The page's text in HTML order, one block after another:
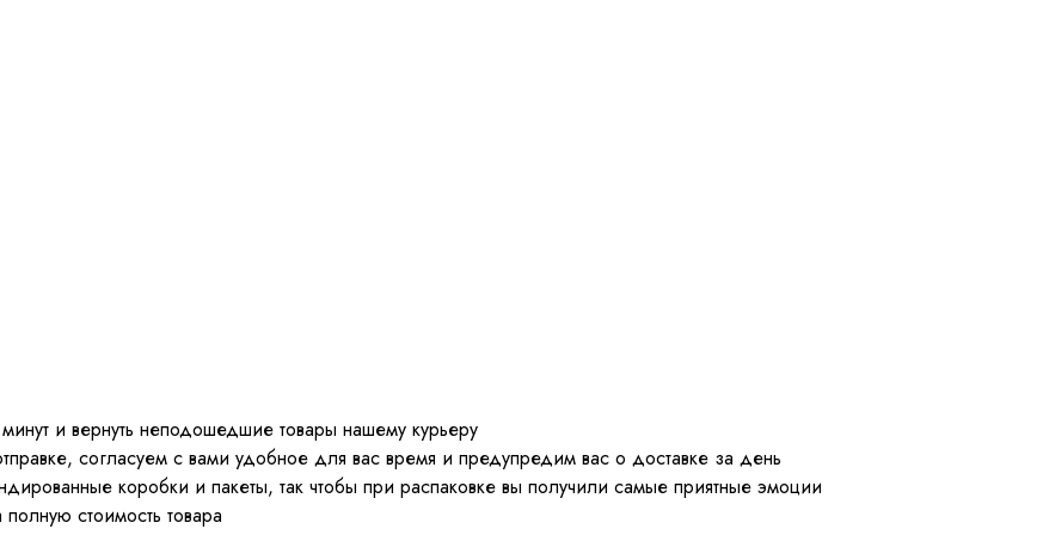
и вернуть неподошедшие товары нашему курьеру
согласуем с вами удобное для вас время и предупредим вас о доставке за день
коробки и пакеты, так чтобы при распаковке вы получили самые приятные эмоции
стоимость товара